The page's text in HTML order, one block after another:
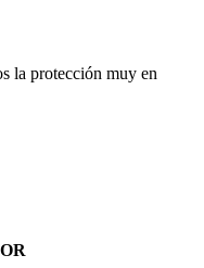
la protección muy en